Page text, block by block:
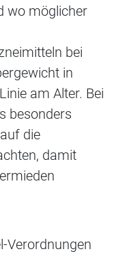
wo möglicher
bei
in
am Alter. Bei
besonders
die
damit
Verordnungen